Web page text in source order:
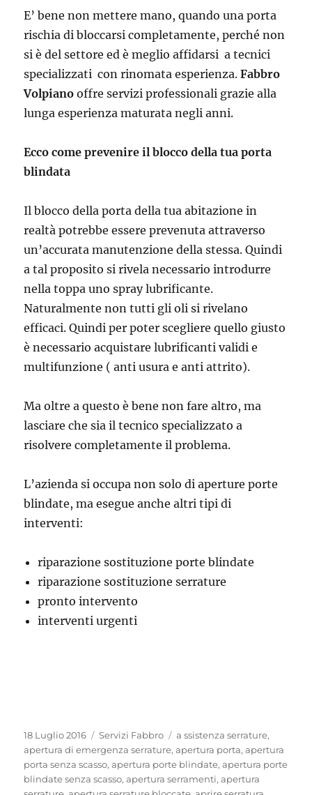
E’ bene non mettere mano, quando una porta
rischia di bloccarsi completamente, perché non
si è del settore ed è meglio affidarsi a tecnici
specializzati con rinomata esperienza. Fabbro
Volpiano offre servizi professionali grazie alla
lunga esperienza maturata negli anni.
Ecco come prevenire il blocco della tua porta
blindata
Il blocco della porta della tua abitazione in
realtà potrebbe essere prevenuta attraverso
un’accurata manutenzione della stessa. Quindi
a tal proposito si rivela necessario introdurre
nella toppa uno spray lubrificante.
Naturalmente non tutti gli oli si rivelano
efficaci. Quindi per poter scegliere quello giusto
è necessario acquistare lubrificanti validi e
multifunzione ( anti usura e anti attrito).
Ma oltre a questo è bene non fare altro, ma
lasciare che sia il tecnico specializzato a
risolvere completamente il problema.
L’azienda si occupa non solo di aperture porte
blindate, ma esegue anche altri tipi di
interventi:
riparazione sostituzione porte blindate
riparazione sostituzione serrature
pronto intervento
interventi urgenti
Pubblicato
il
18 Luglio 2016 Categorie
Servizi Fabbro Tag
a ssistenza serrature,
apertura di emergenza serrature,apertura porta,apertura
porta senza scasso,apertura porte blindate,apertura porte
blindate senza scasso,apertura serramenti,apertura